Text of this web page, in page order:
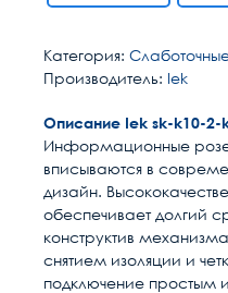
Категория:
Производитель: Iek
Описание Iek sk-k10-2-
Информационные
вписываются в
дизайн.
обеспечивает долгий
конструктив
снятием изоляции и
подключение простым